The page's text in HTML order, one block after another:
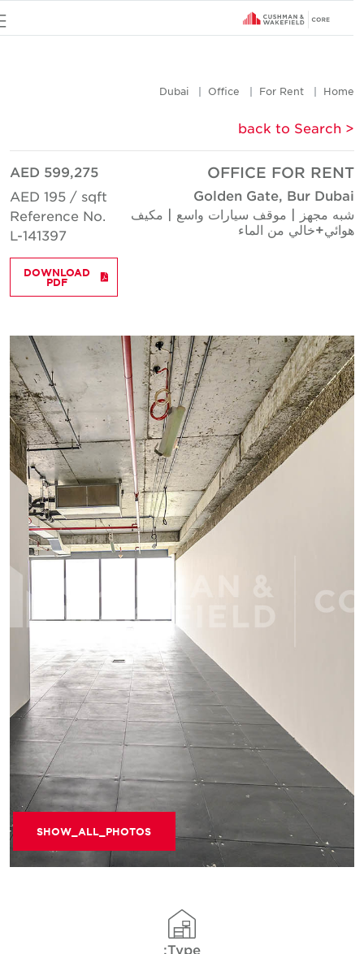
Home
For Rent
Office
Dubai
< back to Search
OFFICE FOR RENT
Golden Gate, Bur Dubai
شبه مجهز | موقف سيارات واسع | مكيف
هوائي+خالي من الماء
AED 599,275
AED 195 / sqft
Reference No.
L-141397
DOWNLOAD
PDF
SHOW_ALL_PHOTOS
Type: